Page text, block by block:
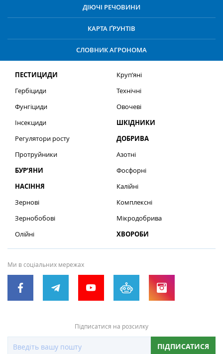
ДІЮЧІ РЕЧОВИНИ
КАРТА ҐРУНТІВ
СЛОВНИК АГРОНОМА
ПЕСТИЦИДИ
Гербіциди
Фунгіциди
Інсекциди
Регулятори росту
Протруйники
БУР’ЯНИ
НАСІННЯ
Зернові
Зернобобові
Олійні
Круп’яні
Технічні
Овочеві
ШКІДНИКИ
ДОБРИВА
Азотні
Фосфорні
Калійні
Комплексні
Мікродобрива
ХВОРОБИ
Ми в соціальних мережах
Підписатися на розсилку
ПІДПИСАТИСЯ